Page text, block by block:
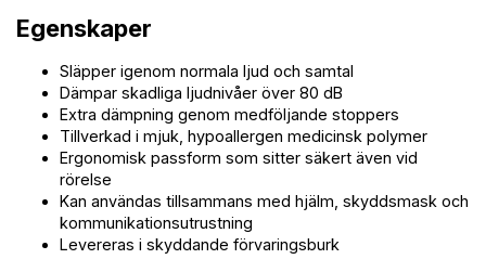
Egenskaper
Släpper igenom normala ljud och samtal
Dämpar skadliga ljudnivåer över 80 dB
Extra dämpning genom medföljande stoppers
Tillverkad i mjuk, hypoallergen medicinsk polymer
Ergonomisk passform som sitter säkert även vid
rörelse
Kan användas tillsammans med hjälm, skyddsmask och
kommunikationsutrustning
Levereras i skyddande förvaringsburk